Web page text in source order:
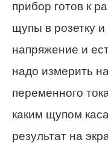
прибор готов к
щупы в розетку и
напряжение и
надо измерить
переменного
каким щупом
результат на